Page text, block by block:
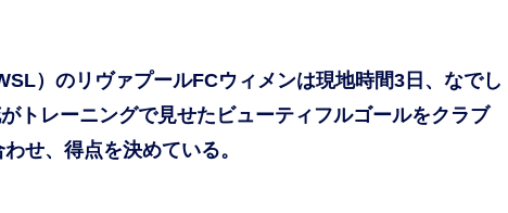
）のリヴァプールFCウィメンは現地時間3日、なでし
トレーニングで見せたビューティフルゴールをクラブ
せ、得点を決めている。